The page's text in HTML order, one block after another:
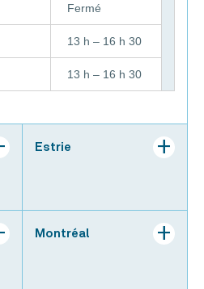
Fermé
13 h – 16 h 30
13 h – 16 h 30
Estrie
Montréal